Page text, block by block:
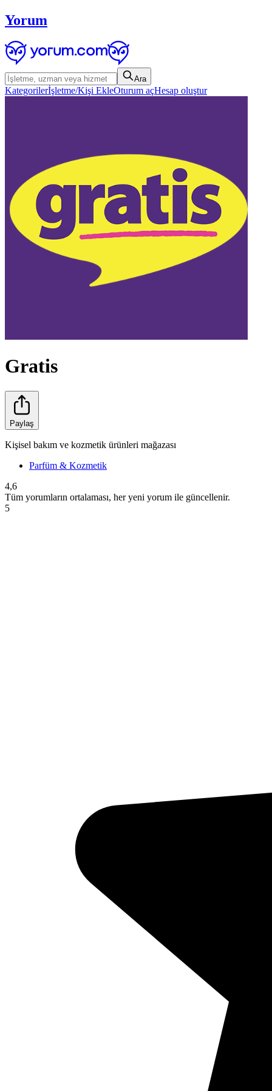
Yorum
Ara
Kategorilerİşletme/Kişi EkleOturum açHesap oluştur
Gratis
Paylaş
Kişisel bakım ve kozmetik ürünleri mağazası
Parfüm & Kozmetik
4,6
Tüm yorumların ortalaması, her yeni yorum ile güncellenir.
5